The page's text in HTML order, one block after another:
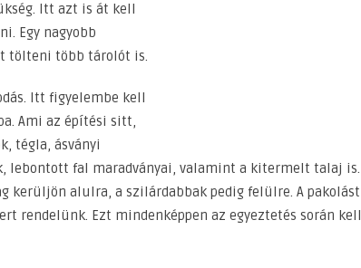
Itt azt is át kell
Egy nagyobb
tölteni több tárolót is.
Itt figyelembe kell
Ami az építési sitt,
tégla, ásványi
lebontott fal maradványai, valamint a kitermelt talaj is.
kerüljön alulra, a szilárdabbak pedig felülre. A pakolást
rendelünk. Ezt mindenképpen az egyeztetés során kell